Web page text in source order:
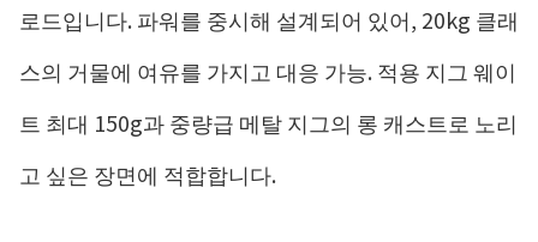
로드입니다. 파워를 중시해 설계되어 있어, 20kg 클래
스의 거물에 여유를 가지고 대응 가능. 적용 지그 웨이
트 최대 150g과 중량급 메탈 지그의 롱 캐스트로 노리
고 싶은 장면에 적합합니다.